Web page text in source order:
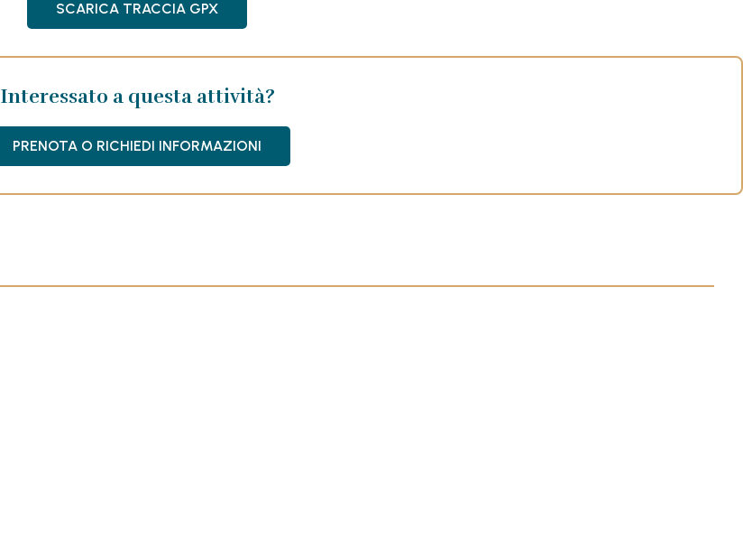
SCARICA TRACCIA GPX
Interessato a questa attività?
PRENOTA O RICHIEDI INFORMAZIONI